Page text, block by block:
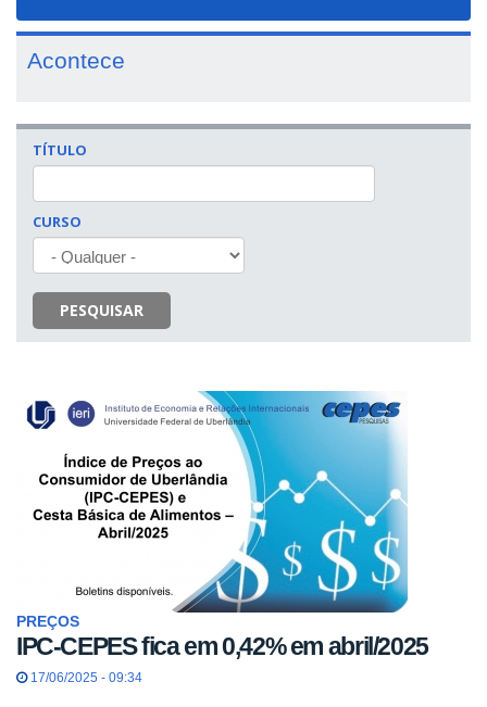
Acontece
TÍTULO
CURSO
PESQUISAR
PREÇOS
IPC-CEPES fica em 0,42% em abril/2025
17/06/2025 - 09:34